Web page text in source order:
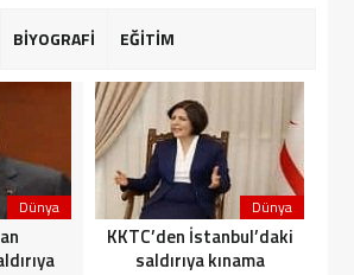
2 yaralı
BİYOGRAFİ EĞİTİM
Dünya Dünya
KKTC’den İstanbul’daki
saldırıya kınama